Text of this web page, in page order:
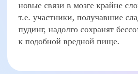
новые связи в мозге крайне
т.е. участники, получавшие
пудинг, надолго сохранят
к подобной вредной пище.